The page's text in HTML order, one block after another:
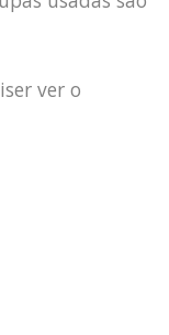
ver o